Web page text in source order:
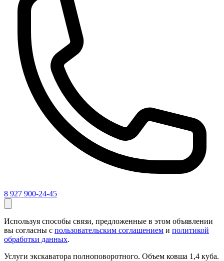
8 927 900-24-45
Используя способы связи, предложенные в этом объявлении
вы согласны с пользовательским соглашением и политикой
обработки данных.
Услуги экскаватора полноповоротного. Объем ковша 1,4 куба.